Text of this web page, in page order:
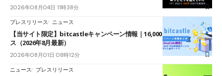
2026年08月04日 11時38分
プレスリリース ニュース
【当サイト限定】bitcastleキャンペーン情報｜16,000円口座開設ボーナ
ス（2026年8月最新）
2026年08月01日 08時12分
ニュース プレスリリース